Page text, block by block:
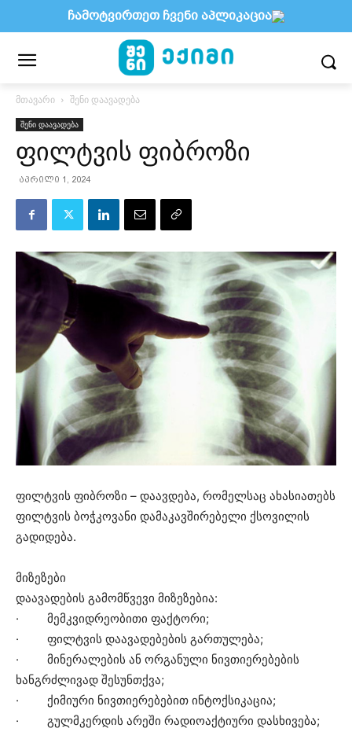
მთავარი შენი დაავადება
შენი დაავადება
ფილტვის ფიბროზი
აპრილი 1, 2024
ფილტვის ფიბროზი – დაავდება, რომელსაც ახასიათებს
ფილტვის ბოჭკოვანი დამაკავშირებელი ქსოვილის
გადიდება.
მიზეზები
დაავადების გამომწვევი მიზეზებია:
· მემკვიდრეობითი ფაქტორი;
· ფილტვის დაავადებების გართულება;
· მინერალების ან ორგანული ნივთიერებების
ხანგრძლივად შესუნთქვა;
· ქიმიური ნივთიერებებით ინტოქსიკაცია;
· გულმკერდის არეში რადიოაქტიური დასხივება;
ჩამოტვირთეთ ჩვენი აპლიკაცია